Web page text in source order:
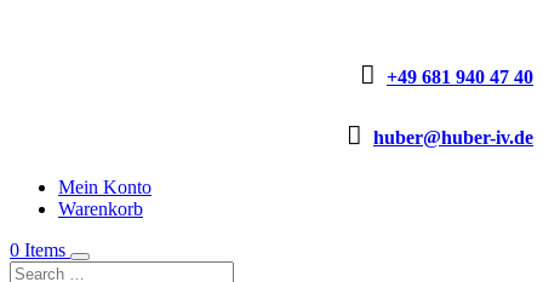
 +49 681 940 47 40
 huber@huber-iv.de
Mein Konto
Warenkorb
0 Items